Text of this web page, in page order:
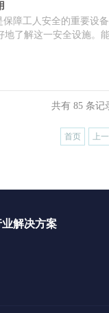
障工人安全的重要设
了解这一安全设施
共有 85 条记
首页 上
业解决方案